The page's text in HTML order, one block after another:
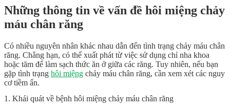
Những thông tin về vấn đề hôi miệng chảy
máu chân răng
Có nhiều nguyên nhân khác nhau dẫn đến tình trạng chảy máu chân
răng. Chẳng hạn, có thể xuất phát từ việc sử dụng chỉ nha khoa
hoặc tăm để làm sạch thức ăn ở giữa các răng. Tuy nhiên, nếu bạn
gặp tình trạng hôi miệng chảy máu chân răng, cần xem xét các nguy
cơ tiềm ẩn.
1. Khái quát về bệnh hôi miệng chảy máu chân răng